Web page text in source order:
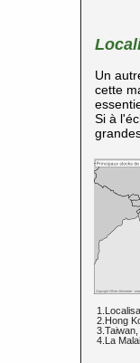
Un
cette
Si à
2.Hong
4.La